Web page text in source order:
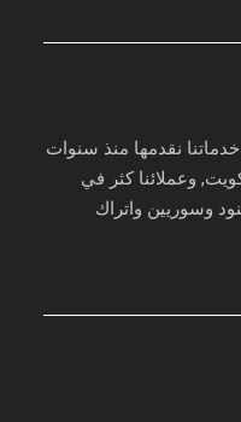
نقدمها منذ سنوات
وعملائنا كثر في
وسوريين واتراك